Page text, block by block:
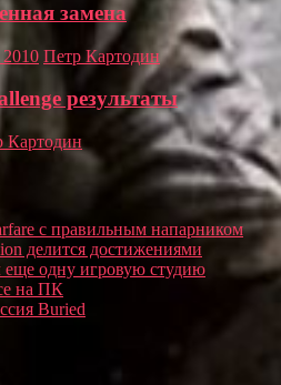
замена
2010 Петр Картодин
результаты
Картодин
с правильным напарником
делится достижениями
еще одну игровую студию
на ПК
Buried